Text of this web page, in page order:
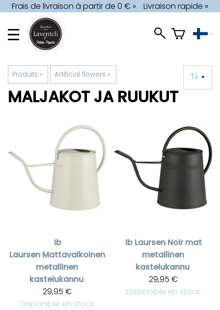
Frais de livraison à partir de 0 € » Livraison rapide »
Produits ‪» Artificial flowers ‪» ▼
MALJAKOT JA RUUKUT
Ib
Laursen Mattavalkoinen
metallinen
kastelukannu
29,95 €
Disponible en stock
Ib Laursen Noir mat
metallinen
kastelukannu
29,95 €
Disponible en stock